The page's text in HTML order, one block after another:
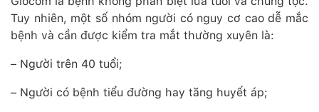
Tuy nhiên, một số nhóm người có nguy cơ cao dễ mắc
bệnh và cần được kiểm tra mắt thường xuyên là:
– Người trên 40 tuổi;
– Người có bệnh tiểu đường hay tăng huyết áp;